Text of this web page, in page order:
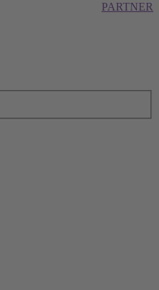
PARTNER